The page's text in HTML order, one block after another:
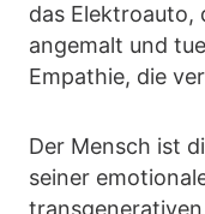
das Elektroauto,
angemalt und
Empathie, die
Der Mensch ist
seiner